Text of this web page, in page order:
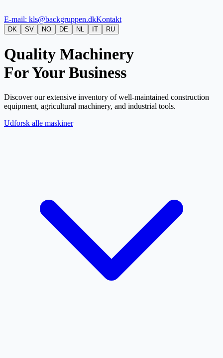
E-mail: kls@backgruppen.dkKontakt
DK SV NO DE NL IT RU
Quality Machinery
For Your Business
Discover our extensive inventory of well-maintained construction
equipment, agricultural machinery, and industrial tools.
Udforsk alle maskiner